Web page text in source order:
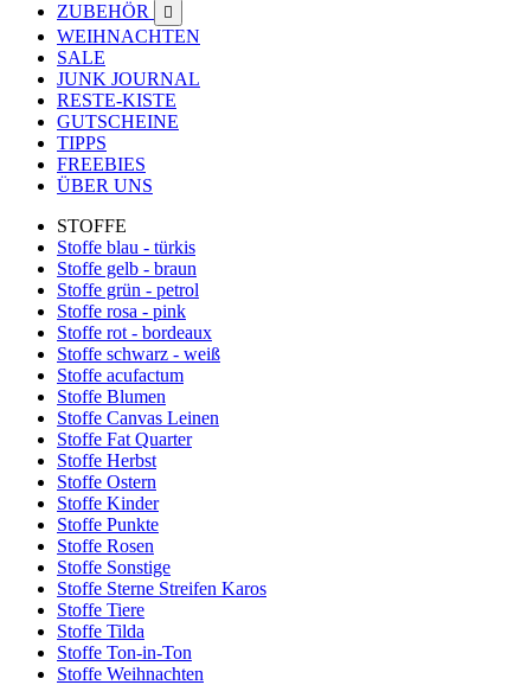
ZUBEHÖR 
WEIHNACHTEN
SALE
JUNK JOURNAL
RESTE-KISTE
GUTSCHEINE
TIPPS
FREEBIES
ÜBER UNS
STOFFE
Stoffe blau - türkis
Stoffe gelb - braun
Stoffe grün - petrol
Stoffe rosa - pink
Stoffe rot - bordeaux
Stoffe schwarz - weiß
Stoffe acufactum
Stoffe Blumen
Stoffe Canvas Leinen
Stoffe Fat Quarter
Stoffe Herbst
Stoffe Ostern
Stoffe Kinder
Stoffe Punkte
Stoffe Rosen
Stoffe Sonstige
Stoffe Sterne Streifen Karos
Stoffe Tiere
Stoffe Tilda
Stoffe Ton-in-Ton
Stoffe Weihnachten